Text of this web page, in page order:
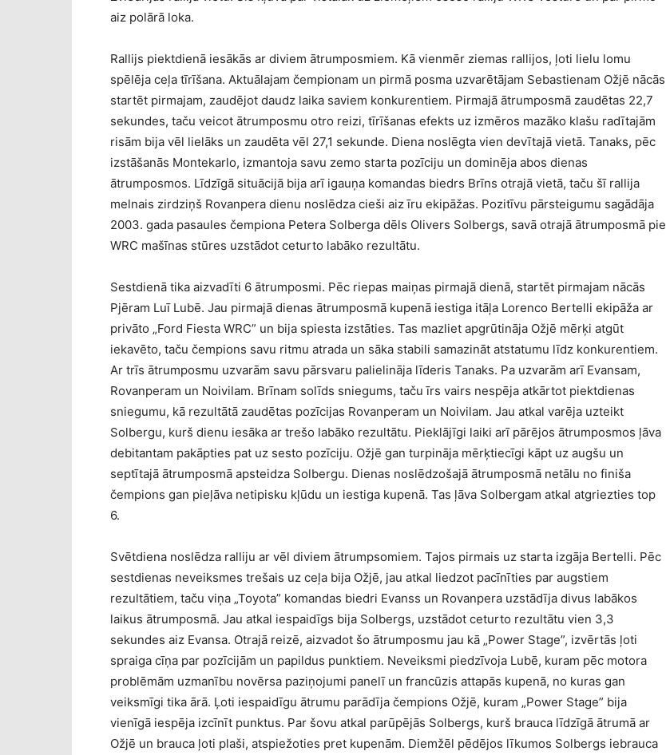
aiz polārā loka.
Rallijs piektdienā iesākās ar diviem ātrumposmiem. Kā vienmēr ziemas rallijos, ļoti lielu lomu
spēlēja ceļa tīrīšana. Aktuālajam čempionam un pirmā posma uzvarētājam Sebastienam Ožjē nācās
startēt pirmajam, zaudējot daudz laika saviem konkurentiem. Pirmajā ātrumposmā zaudētas 22,7
sekundes, taču veicot ātrumposmu otro reizi, tīrīšanas efekts uz izmēros mazāko klašu radītajām
risām bija vēl lielāks un zaudēta vēl 27,1 sekunde. Diena noslēgta vien devītajā vietā. Tanaks, pēc
izstāšanās Montekarlo, izmantoja savu zemo starta pozīciju un dominēja abos dienas
ātrumposmos. Līdzīgā situācijā bija arī igauņa komandas biedrs Brīns otrajā vietā, taču šī rallija
melnais zirdziņš Rovanpera dienu noslēdza cieši aiz īru ekipāžas. Pozitīvu pārsteigumu sagādāja
2003. gada pasaules čempiona Petera Solberga dēls Olivers Solbergs, savā otrajā ātrumposmā pie
WRC mašīnas stūres uzstādot ceturto labāko rezultātu.
Sestdienā tika aizvadīti 6 ātrumposmi. Pēc riepas maiņas pirmajā dienā, startēt pirmajam nācās
Pjēram Luī Lubē. Jau pirmajā dienas ātrumposmā kupenā iestiga itāļa Lorenco Bertelli ekipāža ar
privāto „Ford Fiesta WRC” un bija spiesta izstāties. Tas mazliet apgrūtināja Ožjē mērķi atgūt
iekavēto, taču čempions savu ritmu atrada un sāka stabili samazināt atstatumu līdz konkurentiem.
Ar trīs ātrumposmu uzvarām savu pārsvaru palielināja līderis Tanaks. Pa uzvarām arī Evansam,
Rovanperam un Noivilam. Brīnam solīds sniegums, taču īrs vairs nespēja atkārtot piektdienas
sniegumu, kā rezultātā zaudētas pozīcijas Rovanperam un Noivilam. Jau atkal varēja uzteikt
Solbergu, kurš dienu iesāka ar trešo labāko rezultātu. Pieklājīgi laiki arī pārējos ātrumposmos ļāva
debitantam pakāpties pat uz sesto pozīciju. Ožjē gan turpināja mērķtiecīgi kāpt uz augšu un
septītajā ātrumposmā apsteidza Solbergu. Dienas noslēdzošajā ātrumposmā netālu no finiša
čempions gan pieļāva netipisku kļūdu un iestiga kupenā. Tas ļāva Solbergam atkal atgriezties top
6.
Svētdiena noslēdza ralliju ar vēl diviem ātrumpsomiem. Tajos pirmais uz starta izgāja Bertelli. Pēc
sestdienas neveiksmes trešais uz ceļa bija Ožjē, jau atkal liedzot pacīnīties par augstiem
rezultātiem, taču viņa „Toyota” komandas biedri Evanss un Rovanpera uzstādīja divus labākos
laikus ātrumposmā. Jau atkal iespaidīgs bija Solbergs, uzstādot ceturto rezultātu vien 3,3
sekundes aiz Evansa. Otrajā reizē, aizvadot šo ātrumposmu jau kā „Power Stage”, izvērtās ļoti
spraiga cīņa par pozīcijām un papildus punktiem. Neveiksmi piedzīvoja Lubē, kuram pēc motora
problēmām uzmanību novērsa paziņojumi panelī un francūzis attapās kupenā, no kuras gan
veiksmīgi tika ārā. Ļoti iespaidīgu ātrumu parādīja čempions Ožjē, kuram „Power Stage” bija
vienīgā iespēja izcīnīt punktus. Par šovu atkal parūpējās Solbergs, kurš brauca līdzīgā ātrumā ar
Ožjē un brauca ļoti plaši, atspiežoties pret kupenām. Diemžēl pēdējos līkumos Solbergs iebrauca